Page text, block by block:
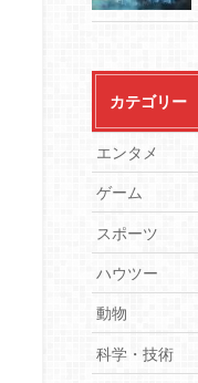
カテゴリー
エンタメ
ゲーム
スポーツ
ハウツー
動物
科学・技術